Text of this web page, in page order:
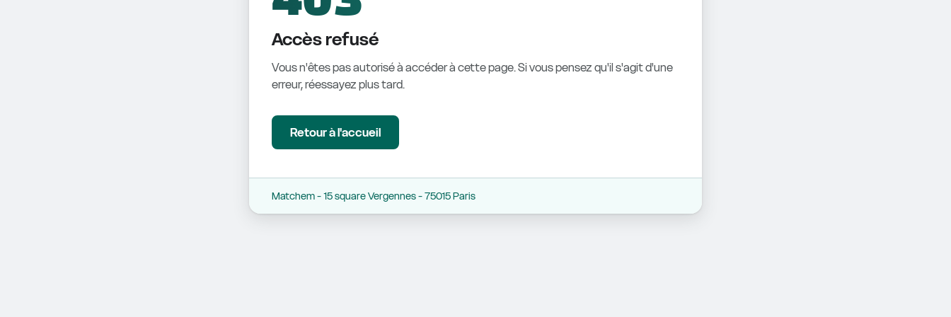
Accès refusé
Vous n'êtes pas autorisé à accéder à cette page. Si vous pensez qu'il s'agit d'une
erreur, réessayez plus tard.
Retour à l'accueil
Matchem - 15 square Vergennes - 75015 Paris